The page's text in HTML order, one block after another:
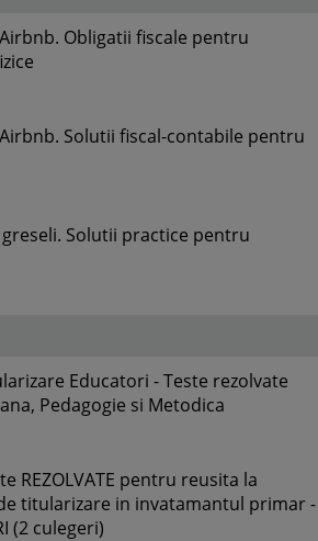
Obligatii fiscale pentru
Solutii fiscal-contabile pentru
greseli. Solutii practice pentru
Educatori - Teste rezolvate
Pedagogie si Metodica
REZOLVATE pentru reusita la
titularizare in invatamantul primar -
(2 culegeri)